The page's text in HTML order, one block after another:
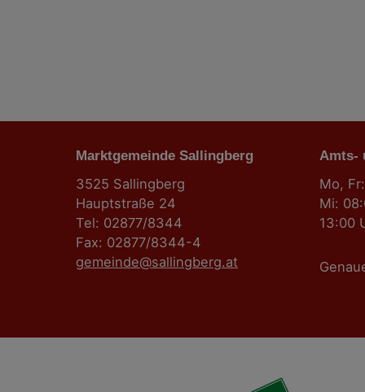
Marktgemeinde Sallingberg
3525 Sallingberg
Hauptstraße 24
Tel: 02877/8344
Fax: 02877/8344-4
gemeinde@sallingberg.at
Mo,
Mi:
13:00